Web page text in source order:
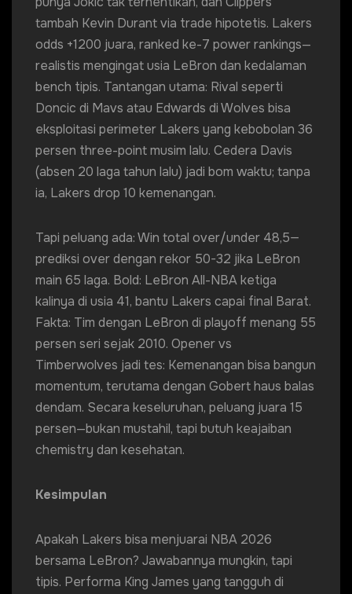
tambah Kevin Durant via trade hipotetis. Lakers
odds +1200 juara, ranked ke-7 power rankings—
realistis mengingat usia LeBron dan kedalaman
bench tipis. Tantangan utama: Rival seperti
Doncic di Mavs atau Edwards di Wolves bisa
eksploitasi perimeter Lakers yang kebobolan 36
persen three-point musim lalu. Cedera Davis
(absen 20 laga tahun lalu) jadi bom waktu; tanpa
ia, Lakers drop 10 kemenangan.
Tapi peluang ada: Win total over/under 48,5—
prediksi over dengan rekor 50-32 jika LeBron
main 65 laga. Bold: LeBron All-NBA ketiga
kalinya di usia 41, bantu Lakers capai final Barat.
Fakta: Tim dengan LeBron di playoff menang 55
persen seri sejak 2010. Opener vs
Timberwolves jadi tes: Kemenangan bisa bangun
momentum, terutama dengan Gobert haus balas
dendam. Secara keseluruhan, peluang juara 15
persen—bukan mustahil, tapi butuh keajaiban
chemistry dan kesehatan.
Kesimpulan
Apakah Lakers bisa menjuarai NBA 2026
bersama LeBron? Jawabannya mungkin, tapi
tipis. Performa King James yang tangguh di